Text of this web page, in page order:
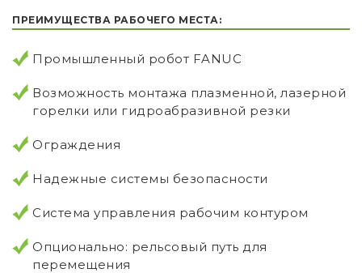
ПРЕИМУЩЕСТВА РАБОЧЕГО МЕСТА:
Промышленный робот FANUC
Возможность монтажа плазменной, лазерной
горелки или гидроабразивной резки
Ограждения
Надежные системы безопасности
Система управления рабочим контуром
Опционально: рельсовый путь для
перемещения